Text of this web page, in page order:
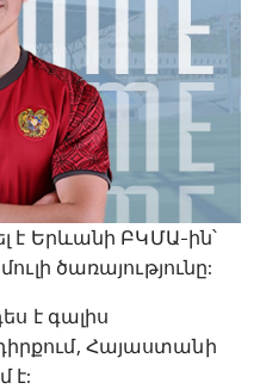
է Երևանի ԲԿՄԱ-ին՝
ծառայությունը:
է գալիս
Հայաստանի
է: